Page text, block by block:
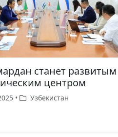
станет развитым
центром
• Узбекистан